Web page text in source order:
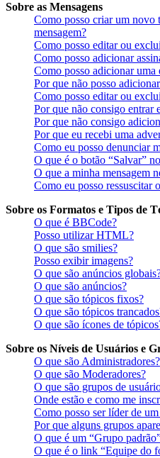
Sobre as Mensagens
Como posso criar um novo
mensagem?
Como posso editar ou
Como posso adicionar
Como posso adicionar uma
Por que não posso
Como posso editar ou
Por que não consigo entrar
Por que não consigo
Por que eu recebi uma
Como eu posso denunciar
O que é o botão “Salvar”
O que a minha mensagem
Como eu posso ressuscitar
Sobre os Formatos e Tipos de
O que é BBCode?
Posso utilizar HTML?
O que são smilies?
Posso exibir imagens?
O que são anúncios
O que são anúncios?
O que são tópicos fixos?
O que são tópicos
O que são ícones de
Sobre os Níveis de Usuários e
O que são Administradores?
O que são Moderadores?
O que são grupos de
Onde estão e como me
Como posso ser líder de
Por que alguns grupos
O que é um “Grupo
O que é o link “Equipe do